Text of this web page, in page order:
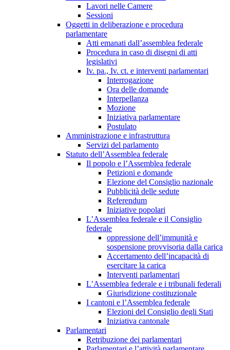
Lavori nelle Camere
Sessioni
Oggetti in deliberazione e procedura
parlamentare
Atti emanati dall’assemblea federale
Procedura in caso di disegni di atti
legislativi
Iv. pa., Iv. ct. e interventi parlamentari
Interrogazione
Ora delle domande
Interpellanza
Mozione
Iniziativa parlamentare
Postulato
Amministrazione e infrastruttura
Servizi del parlamento
Statuto dell’Assemblea federale
Il popolo e l’Assemblea federale
Petizioni e domande
Elezione del Consiglio nazionale
Pubblicità delle sedute
Referendum
Iniziative popolari
L’Assemblea federale e il Consiglio
federale
oppressione dell’immunità e
sospensione provvisoria dalla carica
Accertamento dell’incapacità di
esercitare la carica
Interventi parlamentari
L’Assemblea federale e i tribunali federali
Giurisdizione costituzionale
I cantoni e l’Assemblea federale
Elezioni del Consiglio degli Stati
Iniziativa cantonale
Parlamentari
Retribuzione dei parlamentari